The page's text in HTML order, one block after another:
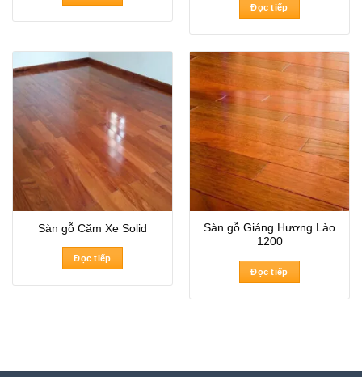
Đọc tiếp
Sàn gỗ Căm Xe Solid
Đọc tiếp
Sàn gỗ Giáng Hương Lào
1200
Đọc tiếp